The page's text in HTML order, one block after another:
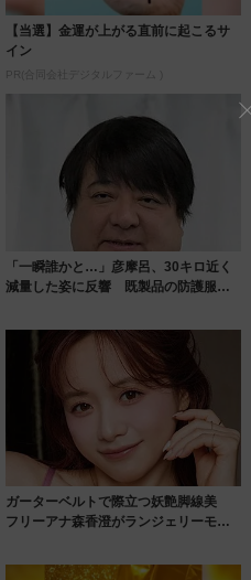
【当選】金運が上がる直前に起こるサ
イン
PR(合同会社デジタルファーム )
「一瞬誰かと…」彦摩呂、30キロ近く
減量した姿に反響 既製品の防護服が
ガーターベルトで際立つ妖艶脚線美
フリーアナ森香澄がランジェリーモデ